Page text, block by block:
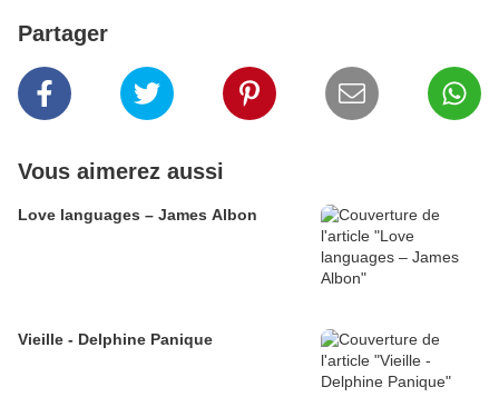
Partager
Vous aimerez aussi
Love languages – James Albon
Vieille - Delphine Panique